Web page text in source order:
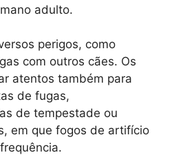
adulto.
perigos, como
com outros cães. Os
atentos também para
de fugas,
de tempestade ou
em que fogos de artifício